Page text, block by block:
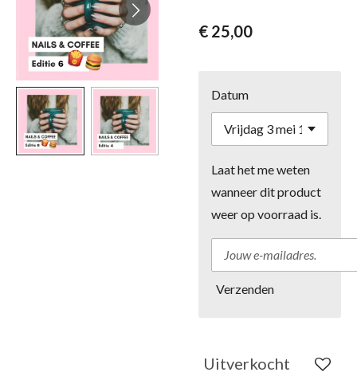
€ 25,00
Datum
Laat het me weten
wanneer dit product
weer op voorraad is.
Verzenden
Uitverkocht